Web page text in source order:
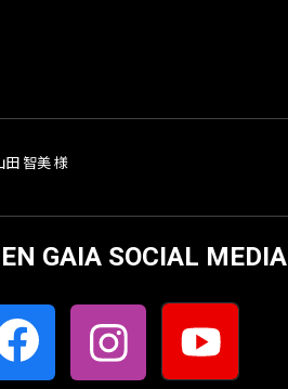
智美 様
GAIA SOCIAL MEDIA